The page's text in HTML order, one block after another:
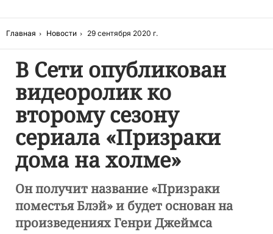
Главная Новости 29 сентября 2020 г.
В Сети опубликован
видеоролик ко
второму сезону
сериала «Призраки
дома на холме»
Он получит название «Призраки
поместья Блэй» и будет основан на
произведениях Генри Джеймса